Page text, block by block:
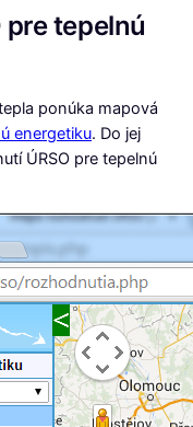
pre tepelnú
ponúka mapová
energetiku. Do jej
ÚRSO pre tepelnú